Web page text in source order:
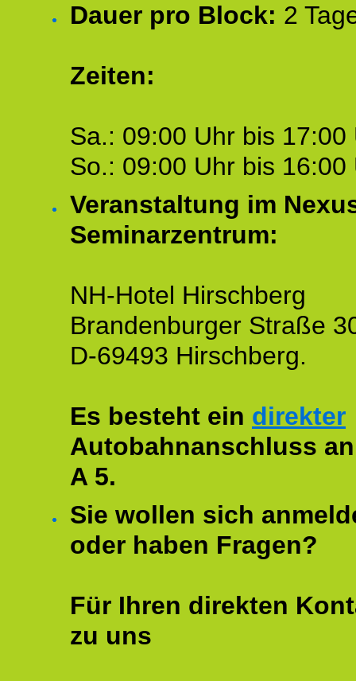
Dauer pro Block: 2
Zeiten:
Sa.: 09:00 Uhr bis 17:00
So.: 09:00 Uhr bis 16:00
Veranstaltung im
Seminarzentrum:
NH-Hotel Hirschberg
Brandenburger Straße
D-69493 Hirschberg.
Es besteht ein direkter
Autobahnanschluss
A 5.
Sie wollen sich
oder haben Fragen?
Für Ihren direkten
zu uns